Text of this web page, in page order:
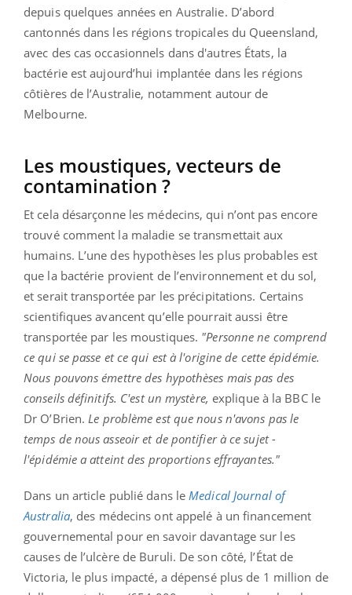
depuis quelques années en Australie. D’abord
cantonnés dans les régions tropicales du Queensland,
avec des cas occasionnels dans d'autres États, la
bactérie est aujourd’hui implantée dans les régions
côtières de l’Australie, notamment autour de
Melbourne.
Les moustiques, vecteurs de
contamination ?
Et cela désarçonne les médecins, qui n’ont pas encore
trouvé comment la maladie se transmettait aux
humains. L’une des hypothèses les plus probables est
que la bactérie provient de l’environnement et du sol,
et serait transportée par les précipitations. Certains
scientifiques avancent qu’elle pourrait aussi être
transportée par les moustiques. "Personne ne comprend
ce qui se passe et ce qui est à l'origine de cette épidémie.
Nous pouvons émettre des hypothèses mais pas des
conseils définitifs. C'est un mystère, explique à la BBC le
Dr O’Brien. Le problème est que nous n'avons pas le
temps de nous asseoir et de pontifier à ce sujet -
l'épidémie a atteint des proportions effrayantes."
Dans un article publié dans le Medical Journal of
Australia, des médecins ont appelé à un financement
gouvernemental pour en savoir davantage sur les
causes de l’ulcère de Buruli. De son côté, l’État de
Victoria, le plus impacté, a dépensé plus de 1 million de